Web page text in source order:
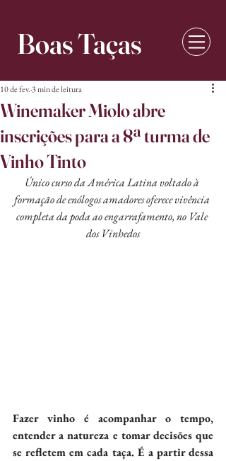
Boas Taças
Winemaker Miolo abre
inscrições para a 8ª turma de
Vinho Tinto
10 de fev.3 min de leitura
Único curso da América Latina voltado à
formação de enólogos amadores oferece vivência
completa da poda ao engarrafamento, no Vale
dos Vinhedos
Fazer vinho é acompanhar o tempo,
entender a natureza e tomar decisões que
se refletem em cada taça. É a partir dessa